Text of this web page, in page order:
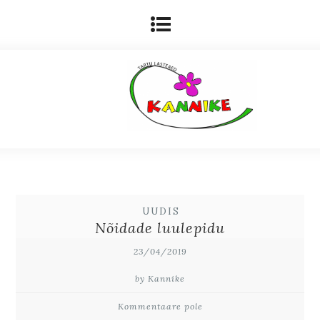
UUDIS
Nõidade luulepidu
23/04/2019
by Kannike
Kommentaare pole